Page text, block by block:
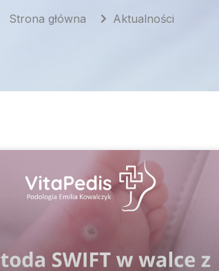
Strona główna Aktualności